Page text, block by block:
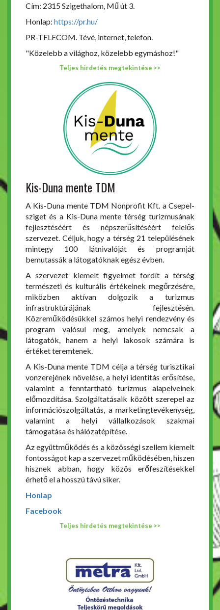
Cím: 2315 Szigethalom, Mű út 3.
Honlap: https://pr.hu/
PR-TELECOM. Tévé, internet, telefon.
"Közelebb a világhoz, közelebb egymáshoz!"
Teljes hirdetés megtekintése >>
Kis-Duna mente TDM
A Kis-Duna mente TDM Nonprofit Kft. a Csepel-
sziget és a Kis-Duna mente térség turizmusának
fejlesztéséért és népszerűsítéséért felelős
szervezet. Céljuk, hogy a térség 21 településének
mintegy 100 látnivalóját és programját
bemutassák a látogatóknak egész évben.
A szervezet kiemelt figyelmet fordít a térség
természeti és kulturális értékeinek megőrzésére,
miközben aktívan dolgozik a turizmus
infrastruktúrájának fejlesztésén.
Közreműködésükkel számos helyi rendezvény és
program valósul meg, amelyek nemcsak a
látogatók, hanem a helyi lakosok számára is
értéket teremtenek.
A Kis-Duna mente TDM célja a térség turisztikai
vonzerejének növelése, a helyi identitás erősítése,
valamint a fenntartható turizmus alapelveinek
előmozdítása. Szolgáltatásaik között szerepel az
információszolgáltatás, a marketingtevékenység,
valamint a helyi vállalkozások szakmai
támogatása és hálózatépítése.
Az együttműködés és a közösségi szellem kiemelt
fontosságot kap a szervezet működésében, hiszen
hisznek abban, hogy közös erőfeszítésekkel
érhető el a hosszú távú siker.
Honlap
Facebook
Teljes hirdetés megtekintése >>